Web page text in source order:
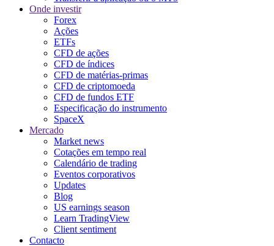
Onde investir
Forex
Ações
ETFs
CFD de ações
CFD de índices
CFD de matérias-primas
CFD de criptomoeda
CFD de fundos ETF
Especificação do instrumento
SpaceX
Mercado
Market news
Cotações em tempo real
Calendário de trading
Eventos corporativos
Updates
Blog
US earnings season
Learn TradingView
Client sentiment
Contacto